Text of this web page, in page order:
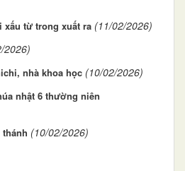
xấu từ trong xuất ra (11/02/2026)
2026)
nhà khoa học (10/02/2026)
nhật 6 thường niên
thánh (10/02/2026)